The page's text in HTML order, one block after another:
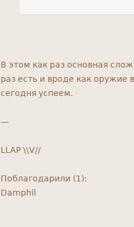
В этом как раз основная
раз есть и вроде как
сегодня успеем.
—
LLAP \\V//
Поблагодарили (1):
Damphil